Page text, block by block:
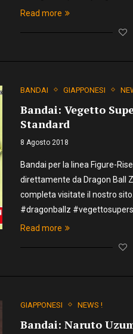
Read more
BANDAI GIAPPONESI
Bandai: Vegetto
Standard
8 Agosto 2018
Bandai per la linea Figure-
direttamente da Dragon Ball
completa visitate il nostro
#dragonballz
Read more
GIAPPONESI NEWS !
Bandai: Naruto